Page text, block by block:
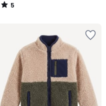
5
/